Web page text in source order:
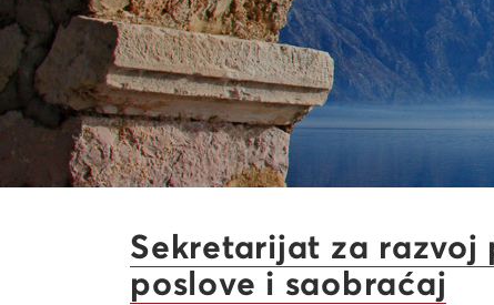
Sekretarijat za razvoj
poslove i saobraćaj